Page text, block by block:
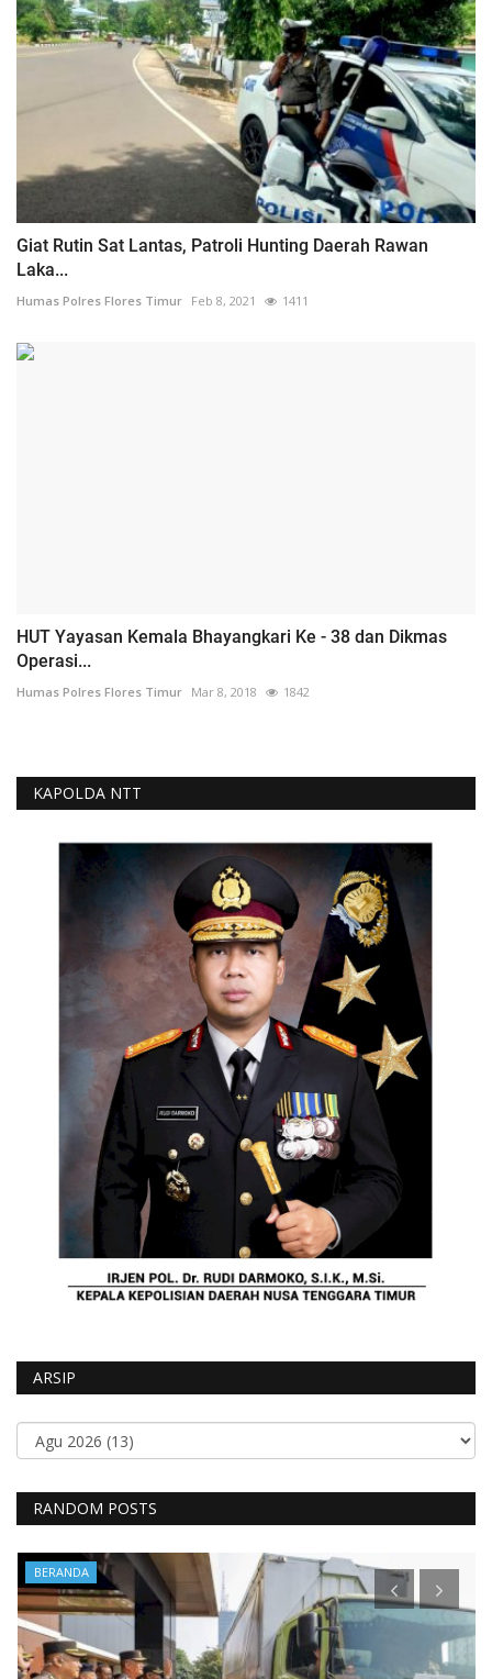
Giat Rutin Sat Lantas, Patroli Hunting Daerah Rawan
Laka...
Humas Polres Flores Timur Feb 8, 2021 1411
HUT Yayasan Kemala Bhayangkari Ke - 38 dan Dikmas
Operasi...
Humas Polres Flores Timur Mar 8, 2018 1842
KAPOLDA NTT
ARSIP
RANDOM POSTS
BERANDA